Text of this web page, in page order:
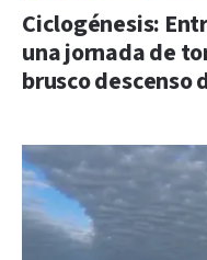
Ciclogénesis:
una jornada de
brusco descenso